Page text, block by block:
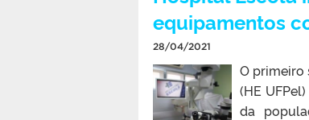
equipamentos
28/04/2021
O primeiro
(HE
da